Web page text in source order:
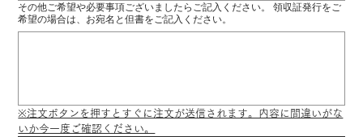
その他ご希望や必要事項ございましたらご記入ください。 領収証発行をご
希望の場合は、お宛名と但書をご記入ください。
※注文ボタンを押すとすぐに注文が送信されます。内容に間違いがな
いか今一度ご確認ください。